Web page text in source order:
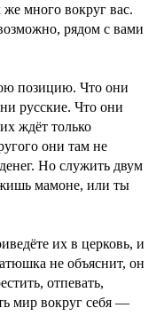
много вокруг вас.
рядом с вами
позицию. Что они
русские. Что они
ждёт только
они там не
Но служить двум
мамоне, или ты
их в церковь, и
не объяснит, он
отпевать,
мир вокруг себя —